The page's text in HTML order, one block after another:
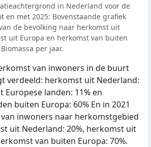
in Nederland voor de
en met 2025: Bovenstaande grafiek
de bevolking naar herkomst uit
uit Europa en herkomst van buiten
per jaar.
van inwoners in de buurt
verdeeld: herkomst uit Nederland:
Europese landen: 11% en
buiten Europa: 60% En in 2021
inwoners naar herkomstgebied
uit Nederland: 20%, herkomst uit
van buiten Europa: 70%.